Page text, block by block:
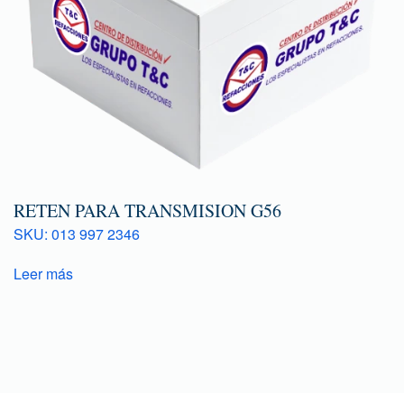
RETEN PARA TRANSMISION G56
SKU: 013 997 2346
Leer más